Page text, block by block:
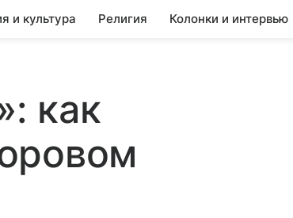
и культура Религия Колонки и интервью
как